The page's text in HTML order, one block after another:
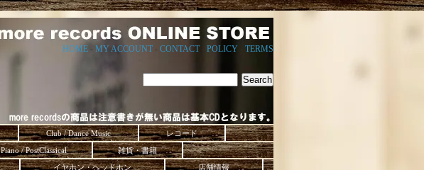
HOME - MY ACCOUNT - CONTACT- POLICY TERMS
Club / Dance Music
レコード
Piano / PostClassical
雑貨・書籍
イヤホン・ヘッドホン 店舗情報